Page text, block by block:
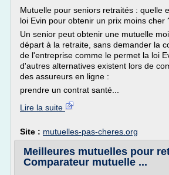
Mutuelle pour seniors retraités : quelle
loi Evin pour obtenir un prix moins cher
Un senior peut obtenir une mutuelle
départ à la retraite, sans demander la
de l'entreprise comme le permet la loi
d'autres alternatives existent lors de
des assureurs en ligne :
prendre un contrat santé...
Lire la suite
Site : mutuelles-pas-cheres.org
Meilleures mutuelles pour
Comparateur mutuelle ...